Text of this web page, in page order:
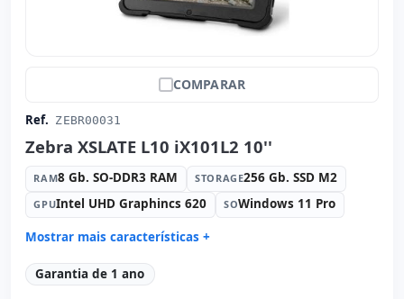
COMPARAR
Ref. ZEBR00031
Zebra XSLATE L10 iX101L2 10''
RAM8 Gb. SO-DDR3 RAM STORAGE256 Gb. SSD M2
GPUIntel UHD Graphincs 620 SOWindows 11 Pro
Mostrar mais características +
Connectivity: intel(R) ethernet l219-LM
Connectivity: RJ-45 · WIFI · Bluetooth
Garantia de 1 ano